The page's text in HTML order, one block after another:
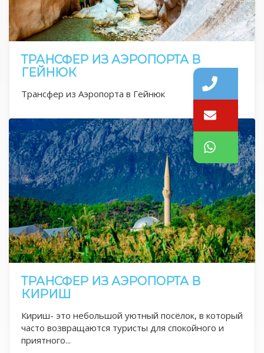
ТРАНСФЕР ИЗ АЭРОПОРТА В
ГЕЙНЮК
Трансфер из Аэропорта в Гейнюк
ТРАНСФЕР ИЗ АЭРОПОРТА В
КИРИШ
Кириш- это небольшой уютный посёлок, в который
часто возвращаются туристы для спокойного и
приятного...